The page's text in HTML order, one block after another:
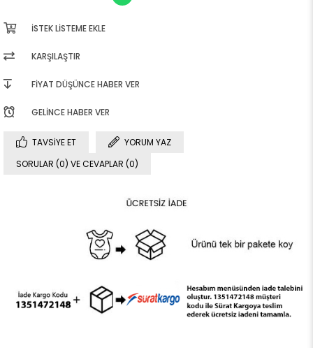
İSTEK LISTEME EKLE
KARŞILAŞTIR
FIYAT DÜŞÜNCE HABER VER
GELINCE HABER VER
TAVSIYE ET
YORUM YAZ
SORULAR (0) VE CEVAPLAR (0)